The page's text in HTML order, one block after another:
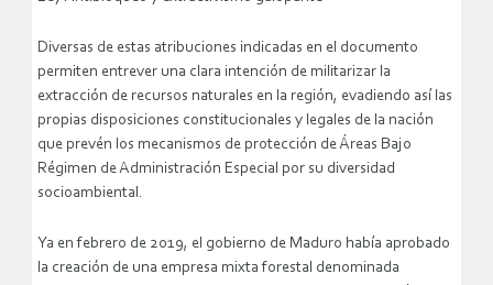
Diversas de estas atribuciones indicadas en el documento
permiten entrever una clara intención de militarizar la
extracción de recursos naturales en la región, evadiendo así las
propias disposiciones constitucionales y legales de la nación
que prevén los mecanismos de protección de Áreas Bajo
Régimen de Administración Especial por su diversidad
Ya en febrero de 2019, el gobierno de Maduro había aprobado